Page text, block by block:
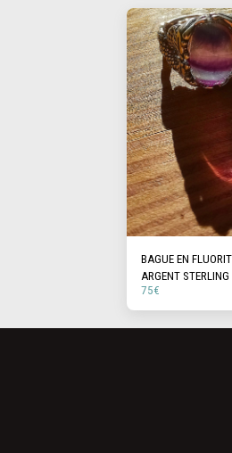
BAGUE EN
ARGENT
75€